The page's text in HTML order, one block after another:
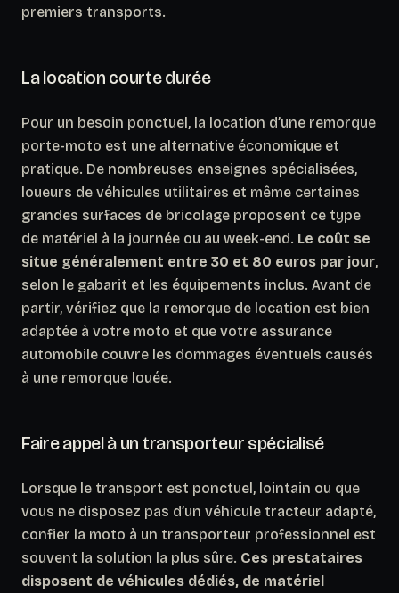
premiers transports.
La location courte durée
Pour un besoin ponctuel, la location d’une remorque
porte-moto est une alternative économique et
pratique. De nombreuses enseignes spécialisées,
loueurs de véhicules utilitaires et même certaines
grandes surfaces de bricolage proposent ce type
de matériel à la journée ou au week-end. Le coût se
situe généralement entre 30 et 80 euros par jour,
selon le gabarit et les équipements inclus. Avant de
partir, vérifiez que la remorque de location est bien
adaptée à votre moto et que votre assurance
automobile couvre les dommages éventuels causés
à une remorque louée.
Faire appel à un transporteur spécialisé
Lorsque le transport est ponctuel, lointain ou que
vous ne disposez pas d’un véhicule tracteur adapté,
confier la moto à un transporteur professionnel est
souvent la solution la plus sûre. Ces prestataires
disposent de véhicules dédiés, de matériel